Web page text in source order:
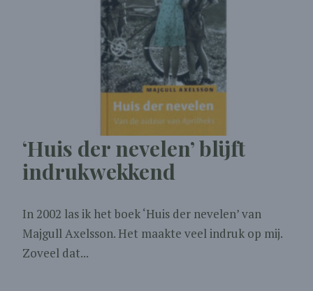
‘Huis der nevelen’ blijft
indrukwekkend
In 2002 las ik het boek ‘Huis der nevelen’ van
Majgull Axelsson. Het maakte veel indruk op mij.
Zoveel dat...